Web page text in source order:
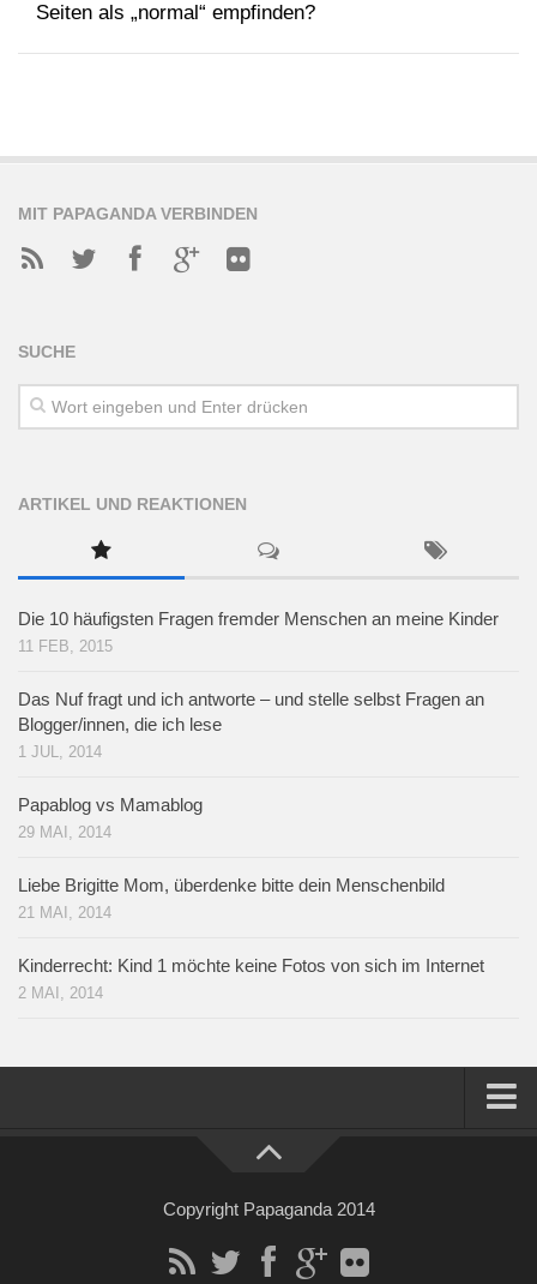
Seiten als „normal“ empfinden?
MIT PAPAGANDA VERBINDEN
SUCHE
ARTIKEL UND REAKTIONEN
Die 10 häufigsten Fragen fremder Menschen an meine Kinder
11 FEB, 2015
Das Nuf fragt und ich antworte – und stelle selbst Fragen an
Blogger/innen, die ich lese
1 JUL, 2014
Papablog vs Mamablog
29 MAI, 2014
Liebe Brigitte Mom, überdenke bitte dein Menschenbild
21 MAI, 2014
Kinderrecht: Kind 1 möchte keine Fotos von sich im Internet
2 MAI, 2014
Copyright Papaganda 2014